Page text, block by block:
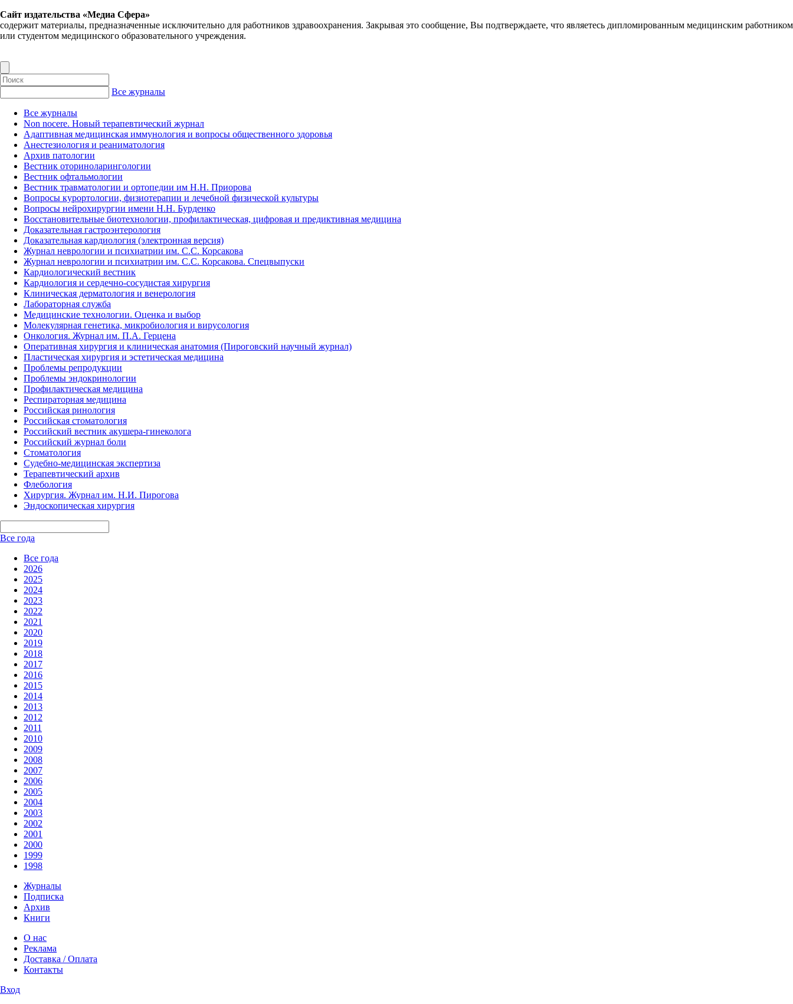
Сайт издательства «Медиа Сфера»
содержит материалы, предназначенные исключительно для работников здравоохранения. Закрывая это сообщение, Вы подтверждаете, что являетесь дипломированным медицинским работником
или студентом медицинского образовательного учреждения.
Все журналы
Все журналы
Non nocere. Новый терапевтический журнал
Адаптивная медицинская иммунология и вопросы общественного здоровья
Анестезиология и реаниматология
Архив патологии
Вестник оториноларингологии
Вестник офтальмологии
Вестник травматологии и ортопедии им Н.Н. Приорова
Вопросы курортологии, физиотерапии и лечебной физической культуры
Вопросы нейрохирургии имени Н.Н. Бурденко
Восстановительные биотехнологии, профилактическая, цифровая и предиктивная медицина
Доказательная гастроэнтерология
Доказательная кардиология (электронная версия)
Журнал неврологии и психиатрии им. С.С. Корсакова
Журнал неврологии и психиатрии им. С.С. Корсакова. Спецвыпуски
Кардиологический вестник
Кардиология и сердечно-сосудистая хирургия
Клиническая дерматология и венерология
Лабораторная служба
Медицинские технологии. Оценка и выбор
Молекулярная генетика, микробиология и вирусология
Онкология. Журнал им. П.А. Герцена
Оперативная хирургия и клиническая анатомия (Пироговский научный журнал)
Пластическая хирургия и эстетическая медицина
Проблемы репродукции
Проблемы эндокринологии
Профилактическая медицина
Респираторная медицина
Российская ринология
Российская стоматология
Российский вестник акушера-гинеколога
Российский журнал боли
Стоматология
Судебно-медицинская экспертиза
Терапевтический архив
Флебология
Хирургия. Журнал им. Н.И. Пирогова
Эндоскопическая хирургия
Все года
Все года
2026
2025
2024
2023
2022
2021
2020
2019
2018
2017
2016
2015
2014
2013
2012
2011
2010
2009
2008
2007
2006
2005
2004
2003
2002
2001
2000
1999
1998
Журналы
Подписка
Архив
Книги
О нас
Реклама
Доставка / Оплата
Контакты
Вход